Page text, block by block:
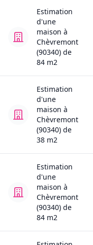
Estimation
d'une
maison à
Chèvremont
(90340) de
84 m2
Estimation
d'une
maison à
Chèvremont
(90340) de
38 m2
Estimation
d'une
maison à
Chèvremont
(90340) de
84 m2